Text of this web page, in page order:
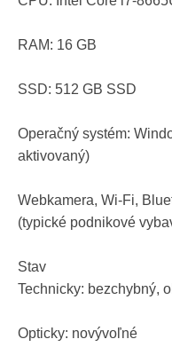
RAM: 16 GB
SSD: 512 GB SSD
Operačný systém:
aktivovaný)
Webkamera, Wi-Fi,
(typické podnikové
Stav
Technicky: bezchybný,
Opticky: novývoľné